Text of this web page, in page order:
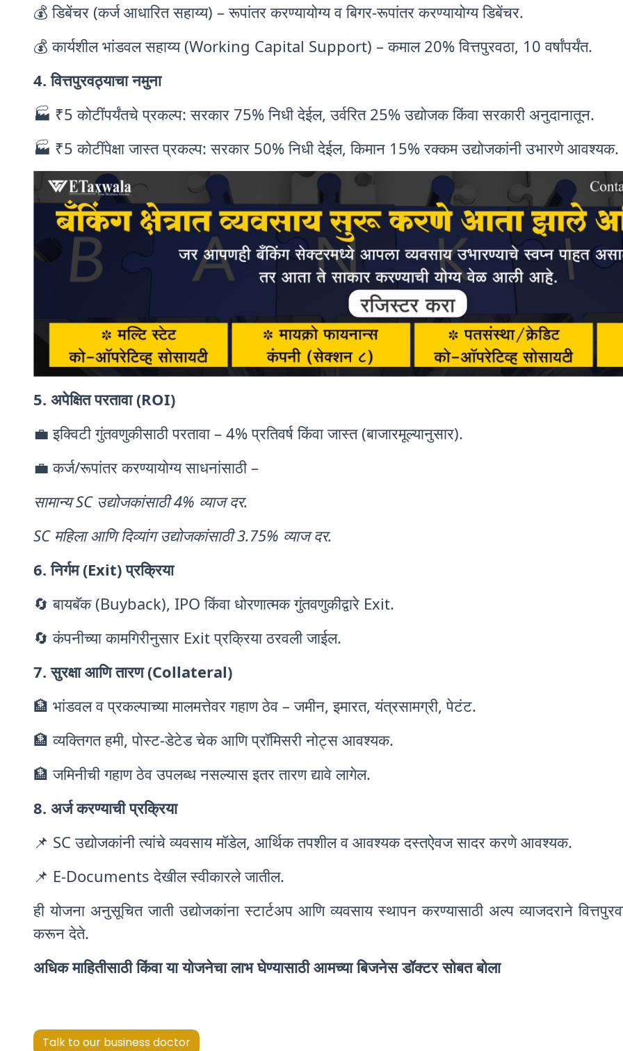
💰 डिबेंचर (कर्ज आधारित सहाय्य) – रूपांतर करण्यायोग्य व बिगर-रूपांतर करण्यायोग्य डिबेंचर.
💰 कार्यशील भांडवल सहाय्य (Working Capital Support) – कमाल 20% वित्तपुरवठा, 10 वर्षांपर्यंत.
4. वित्तपुरवठ्याचा नमुना
🏭 ₹5 कोटींपर्यंतचे प्रकल्प: सरकार 75% निधी देईल, उर्वरित 25% उद्योजक किंवा सरकारी अनुदानातून.
🏭 ₹5 कोटींपेक्षा जास्त प्रकल्प: सरकार 50% निधी देईल, किमान 15% रक्कम उद्योजकांनी उभारणे आवश्यक.
5. अपेक्षित परतावा (ROI)
💼 इक्विटी गुंतवणुकीसाठी परतावा – 4% प्रतिवर्ष किंवा जास्त (बाजारमूल्यानुसार).
💼 कर्ज/रूपांतर करण्यायोग्य साधनांसाठी –
सामान्य SC उद्योजकांसाठी 4% व्याज दर.
SC महिला आणि दिव्यांग उद्योजकांसाठी 3.75% व्याज दर.
6. निर्गम (Exit) प्रक्रिया
🔄 बायबॅक (Buyback), IPO किंवा धोरणात्मक गुंतवणुकीद्वारे Exit.
🔄 कंपनीच्या कामगिरीनुसार Exit प्रक्रिया ठरवली जाईल.
7. सुरक्षा आणि तारण (Collateral)
🏦 भांडवल व प्रकल्पाच्या मालमत्तेवर गहाण ठेव – जमीन, इमारत, यंत्रसामग्री, पेटंट.
🏦 व्यक्तिगत हमी, पोस्ट-डेटेड चेक आणि प्रॉमिसरी नोट्स आवश्यक.
🏦 जमिनीची गहाण ठेव उपलब्ध नसल्यास इतर तारण द्यावे लागेल.
8. अर्ज करण्याची प्रक्रिया
📌 SC उद्योजकांनी त्यांचे व्यवसाय मॉडेल, आर्थिक तपशील व आवश्यक दस्तऐवज सादर करणे आवश्यक.
📌 E-Documents देखील स्वीकारले जातील.
ही योजना अनुसूचित जाती उद्योजकांना स्टार्टअप आणि व्यवसाय स्थापन करण्यासाठी अल्प व्याजदराने
करून देते.
अधिक माहितीसाठी किंवा या योजनेचा लाभ घेण्यासाठी आमच्या बिजनेस डॉक्टर सोबत बोला
Talk to our business doctor